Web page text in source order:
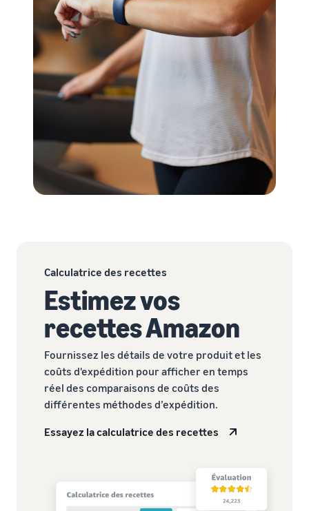
Calculatrice des recettes
Estimez vos
recettes Amazon
Fournissez les détails de votre produit et les
coûts d'expédition pour afficher en temps
réel des comparaisons de coûts des
différentes méthodes d’expédition.
Essayez la calculatrice des recettes